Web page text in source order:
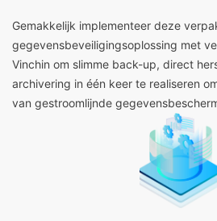
Gemakkelijk implementeer deze
gegevensbeveiligingsoplossing met
Vinchin om slimme back-up, direct
archivering in één keer te realiseren
van gestroomlijnde